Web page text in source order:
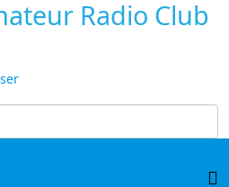
Radio Club